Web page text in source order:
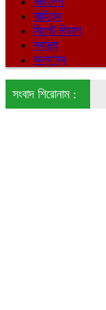
সাহিত্য
সিলেট বিভাগ
স্বাস্থ্য
অন্যান্য
সংবাদ শিরোনাম :